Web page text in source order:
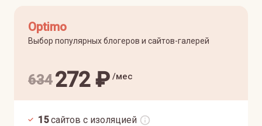
Optimo
Выбор популярных блогеров и сайтов-галерей
634272₽ /мес
15 сайтов с изоляцией